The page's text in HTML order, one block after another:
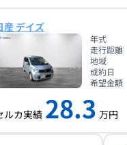
産 デイズ
年式
走行距離
地域
成約日
希望金額
ルカ実績 28.3 万円